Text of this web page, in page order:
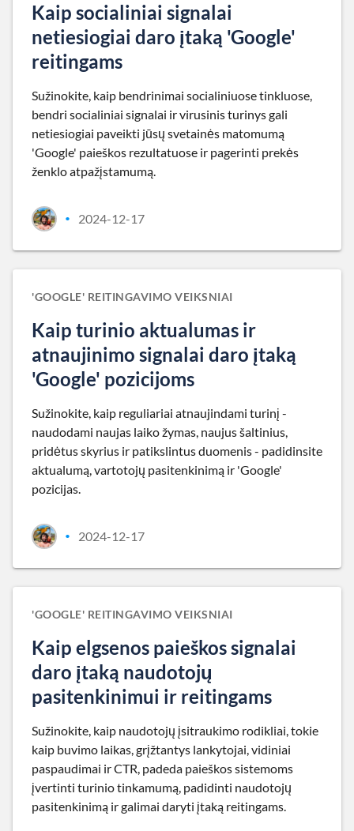
Kaip socialiniai signalai
netiesiogiai daro įtaką 'Google'
reitingams
Sužinokite, kaip bendrinimai socialiniuose tinkluose,
bendri socialiniai signalai ir virusinis turinys gali
netiesiogiai paveikti jūsų svetainės matomumą
'Google' paieškos rezultatuose ir pagerinti prekės
ženklo atpažįstamumą.
• 2024-12-17
'GOOGLE' REITINGAVIMO VEIKSNIAI
Kaip turinio aktualumas ir
atnaujinimo signalai daro įtaką
'Google' pozicijoms
Sužinokite, kaip reguliariai atnaujindami turinį -
naudodami naujas laiko žymas, naujus šaltinius,
pridėtus skyrius ir patikslintus duomenis - padidinsite
aktualumą, vartotojų pasitenkinimą ir 'Google'
pozicijas.
• 2024-12-17
'GOOGLE' REITINGAVIMO VEIKSNIAI
Kaip elgsenos paieškos signalai
daro įtaką naudotojų
pasitenkinimui ir reitingams
Sužinokite, kaip naudotojų įsitraukimo rodikliai, tokie
kaip buvimo laikas, grįžtantys lankytojai, vidiniai
paspaudimai ir CTR, padeda paieškos sistemoms
įvertinti turinio tinkamumą, padidinti naudotojų
pasitenkinimą ir galimai daryti įtaką reitingams.